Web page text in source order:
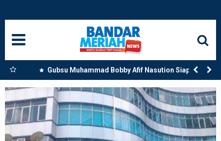
Gubsu Muhammad Bobby Afif Nasution Siapkan
Beasiswa Perkuat SDM Kesehatan Kepulauan Nias
NASIONAL
SUMUT
MEDAN
LANGKAT
ACEH